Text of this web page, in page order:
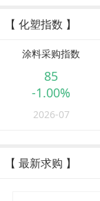
【 化塑指数 】
涂料采购指数
85
-1.00%
2026-07
【 最新求购 】